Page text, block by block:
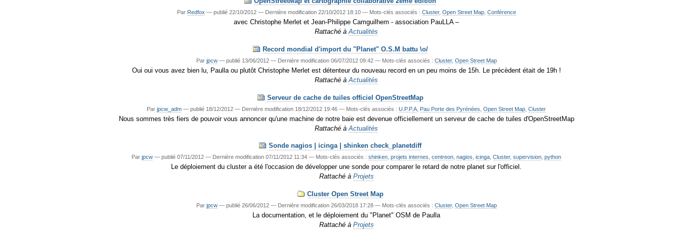
Par Redfox — publié22/10/2012 — Dernière modification22/10/2012 18:10 — Mots-clés associés : Cluster, Open Street Map, Conférence
avec Christophe Merlet et Jean-Philippe Camguilhem - association PauLLA –
Rattaché à Actualités
Record mondial d'import du "Planet" O.S.M battu \o/
Par jpcw — publié13/06/2012 — Dernière modification06/07/2012 09:42 — Mots-clés associés : Cluster, Open Street Map
Oui oui vous avez bien lu, Paulla ou plutôt Christophe Merlet est détenteur du nouveau record en un peu moins de 15h. Le précèdent était de 19h !
Rattaché à Actualités
Serveur de cache de tuiles officiel OpenStreetMap
Parjpcw_adm —publié 18/12/2012— Dernière modification 18/12/2012 19:46— Mots-clés associés :U.P.P.A Pau Porte des Pyrénées ,Open Street Map ,Cluster
Nous sommes très fiers de pouvoir vous annoncer qu'une machine de notre baie est devenue officiellement un serveur de cache de tuiles d'OpenStreetMap
Rattaché à Actualités
Sonde nagios | icinga | shinken check_planetdiff
Parjpcw —publié 07/11/2012— Dernière modification 07/11/2012 11:34— Mots-clés associés :shinken ,projets internes ,centreon ,nagios ,icinga ,Cluster,supervision ,python
Le déploiement du cluster a été l'occasion de développer une sonde pour comparer le retard de notre planet sur l'officiel.
Rattaché à Projets
Cluster Open Street Map
Par jpcw — publié26/06/2012 — Dernière modification26/03/2018 17:28 — Mots-clés associés : Cluster, Open Street Map
La documentation, et le déploiement du "Planet" OSM de Paulla
Rattaché à Projets